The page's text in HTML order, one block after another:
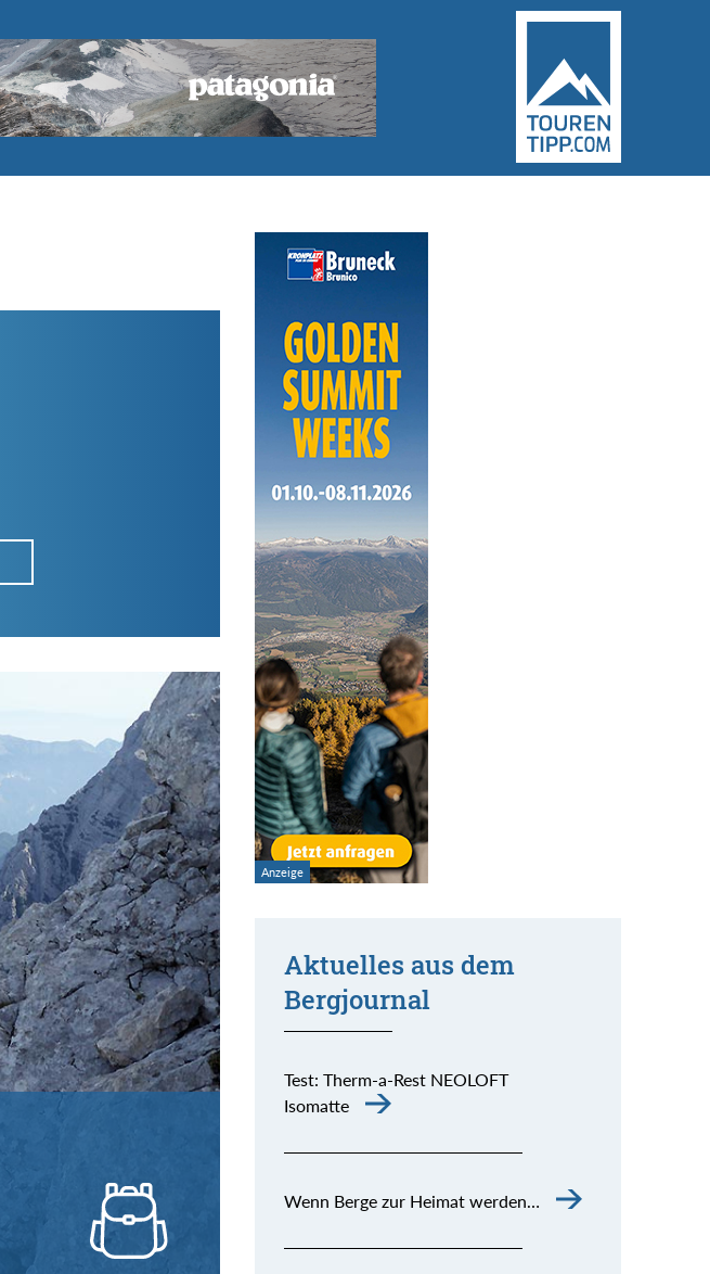
bis
bis
Aktuelles aus dem
Bergjournal
Test: Therm-a-Rest NEOLOFT
Isomatte
Wenn Berge zur Heimat werden…